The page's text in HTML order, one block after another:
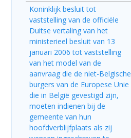
Koninklijk besluit tot
vaststelling van de officiële
Duitse vertaling van het
ministerieel besluit van 13
januari 2006 tot vaststelling
van het model van de
aanvraag die de niet-Belgische
burgers van de Europese Unie
die in België gevestigd zijn,
moeten indienen bij de
gemeente van hun
hoofdverblijfplaats als zij